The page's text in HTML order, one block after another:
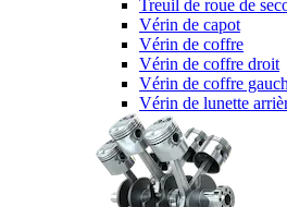
Treuil de roue de
Vérin de capot
Vérin de coffre
Vérin de coffre droit
Vérin de coffre
Vérin de lunette